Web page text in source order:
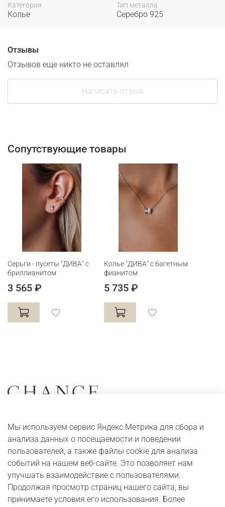
Категория
Колье
Тип металла
Серебро 925
Отзывы
Отзывов еще никто не оставлял
Написать отзыв
Сопутствующие товары
Серьги - пусеты "ДИВА" с
бриллианитом
3 565 ₽
Колье "ДИВА" с багетным
фианитом
5 735 ₽
Серьги
Кольца
Колье
Браслеты
Адреса и контакты
Оплата и доставка
Digital журнал
Бонусная программа
Мы используем сервис Яндекс.Метрика для сбора и
анализа данных о посещаемости и поведении
пользователей, а также файлы cookie для анализа
событий на нашем веб-сайте. Это позволяет нам
улучшать взаимодействие с пользователями.
Продолжая просмотр страниц нашего сайта, вы
принимаете условия его использования. Более